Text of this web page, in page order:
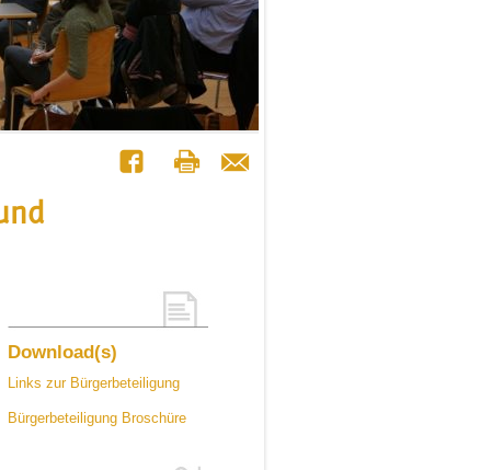
Download(s)
Links zur Bürgerbeteiligung
Bürgerbeteiligung Broschüre